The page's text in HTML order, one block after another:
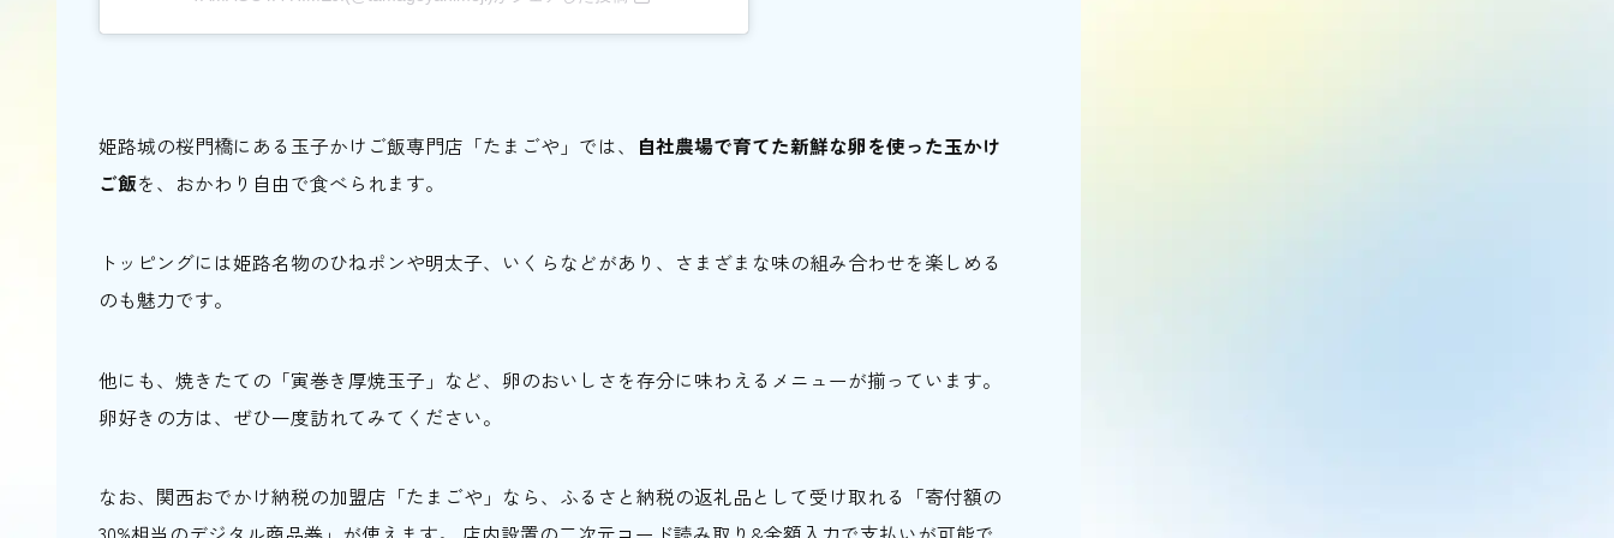
姫路城の桜門橋にある玉子かけご飯専門店「たまごや」では、
自社農場で育てた新鮮な卵を使った玉かけ
ご飯を、おかわり自由で食べられます。
トッピングには姫路名物のひねポンや明太子、いくらなどがあり、さまざまな味の組み合わせを楽しめる
のも魅力です。
他にも、焼きたての「寅巻き厚焼玉子」など、卵のおいしさを存分に味わえるメニューが揃っています。
卵好きの方は、ぜひ一度訪れてみてください。
なお、関西おでかけ納税の加盟店「たまごや」なら、ふるさと納税の返礼品として受け取れる「寄付額の